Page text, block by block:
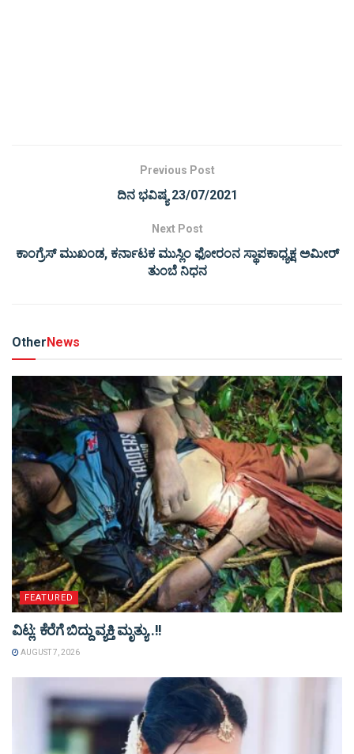
Previous Post
ದಿನ ಭವಿಷ್ಯ 23/07/2021
Next Post
ಕಾಂಗ್ರೆಸ್ ಮುಖಂಡ, ಕರ್ನಾಟಕ ಮುಸ್ಲಿಂ ಫೋರಂನ ಸ್ಥಾಪಕಾಧ್ಯಕ್ಷ ಅಮೀರ್
ತುಂಬೆ ನಿಧನ
Other News
FEATURED
ವಿಟ್ಲ: ಕೆರೆಗೆ ಬಿದ್ದು ವ್ಯಕ್ತಿ ಮೃತ್ಯು..!!
AUGUST 7, 2026